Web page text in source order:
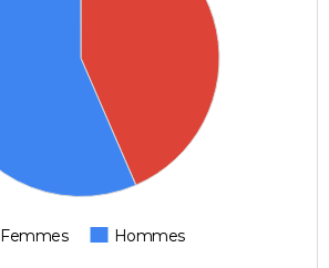
Femmes Hommes